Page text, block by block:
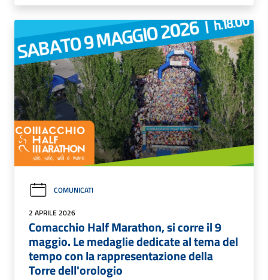
COMUNICATI
2 APRILE 2026
Comacchio Half Marathon, si corre il 9
maggio. Le medaglie dedicate al tema del
tempo con la rappresentazione della
Torre dell'orologio